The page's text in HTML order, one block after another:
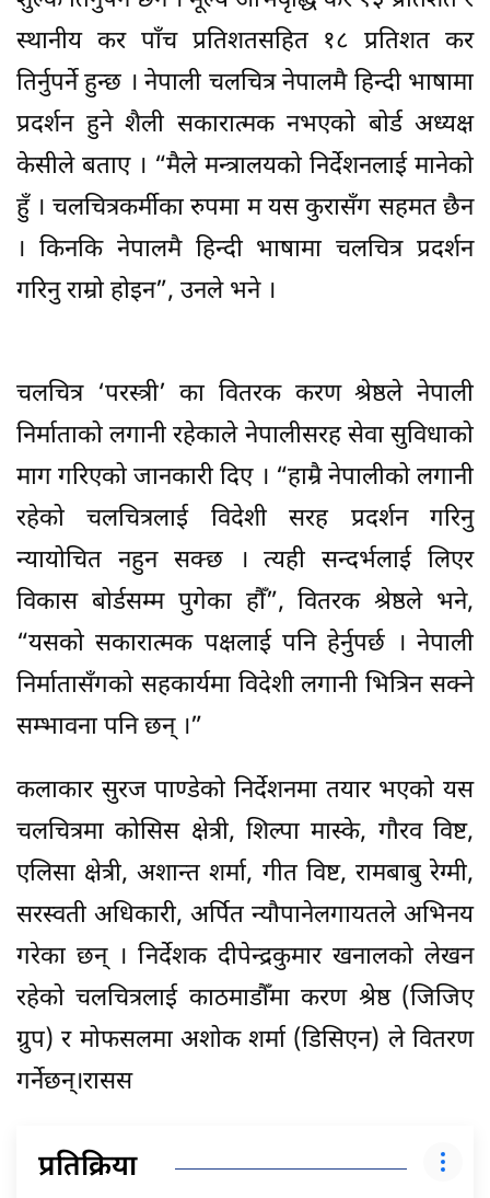
स्थानीय कर पाँच प्रतिशतसहित १८ प्रतिशत कर
तिर्नुपर्ने हुन्छ । नेपाली चलचित्र नेपालमै हिन्दी भाषामा
प्रदर्शन हुने शैली सकारात्मक नभएको बोर्ड अध्यक्ष
केसीले बताए । “मैले मन्त्रालयको निर्देशनलाई मानेको
हुँ । चलचित्रकर्मीका रुपमा म यस कुरासँग सहमत छैन
। किनकि नेपालमै हिन्दी भाषामा चलचित्र प्रदर्शन
गरिनु राम्रो होइन”, उनले भने ।
चलचित्र ‘परस्त्री’ का वितरक करण श्रेष्ठले नेपाली
निर्माताको लगानी रहेकाले नेपालीसरह सेवा सुविधाको
माग गरिएको जानकारी दिए । “हाम्रै नेपालीको लगानी
रहेको चलचित्रलाई विदेशी सरह प्रदर्शन गरिनु
न्यायोचित नहुन सक्छ । त्यही सन्दर्भलाई लिएर
विकास बोर्डसम्म पुगेका हौँ”, वितरक श्रेष्ठले भने,
“यसको सकारात्मक पक्षलाई पनि हेर्नुपर्छ । नेपाली
निर्मातासँगको सहकार्यमा विदेशी लगानी भित्रिन सक्ने
सम्भावना पनि छन् ।”
कलाकार सुरज पाण्डेको निर्देशनमा तयार भएको यस
चलचित्रमा कोसिस क्षेत्री, शिल्पा मास्के, गौरव विष्ट,
एलिसा क्षेत्री, अशान्त शर्मा, गीत विष्ट, रामबाबु रेग्मी,
सरस्वती अधिकारी, अर्पित न्यौपानेलगायतले अभिनय
गरेका छन् । निर्देशक दीपेन्द्रकुमार खनालको लेखन
रहेको चलचित्रलाई काठमाडौँमा करण श्रेष्ठ (जिजिए
ग्रुप) र मोफसलमा अशोक शर्मा (डिसिएन) ले वितरण
गर्नेछन्।रासस
प्रतिक्रिया